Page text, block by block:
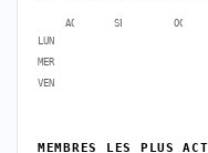
AOÛT SEPT. OCT.
LUN
MER
VEN
MEMBRES LES PLUS